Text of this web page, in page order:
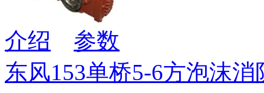
介绍
参数
东风153单桥5-6方泡沫消